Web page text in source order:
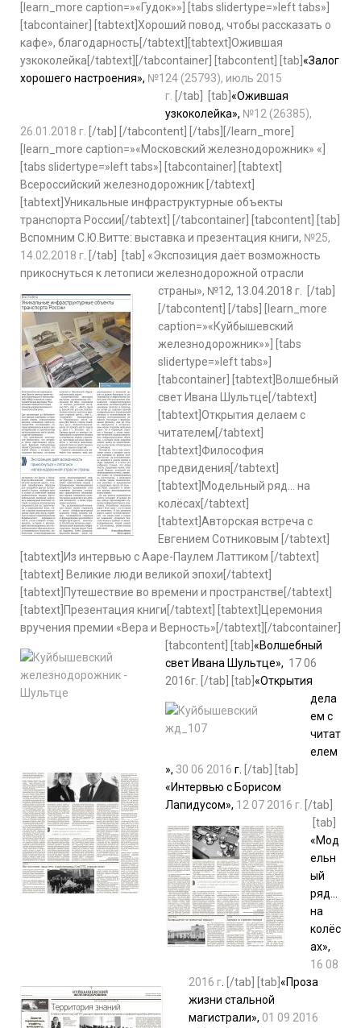
[learn_more caption=»«Гудок»»] [tabs slidertype=»left tabs»]
[tabcontainer] [tabtext]Хороший повод, чтобы рассказать о
кафе», благодарность[/tabtext][tabtext]Ожившая
узкоколейка[/tabtext][/tabcontainer] [tabcontent] [tab] «Залог
хорошего настроения», №124 (25793), июль 2015
г.
[/tab] [tab] «Ожившая
узкоколейка», №12 (26385),
26.01.2018 г.
[/tab] [/tabcontent] [/tabs][/learn_more]
[learn_more caption=»«Московский железнодорожник» «]
[tabs slidertype=»left tabs»] [tabcontainer] [tabtext]
Всероссийский железнодорожник [/tabtext]
[tabtext]Уникальные инфраструктурные объекты
транспорта России[/tabtext] [/tabcontainer] [tabcontent] [tab]
Вспомним С.Ю.Витте: выставка и презентация книги, №25,
14.02.2018 г . [/tab] [tab] «Экспозиция даёт возможность
прикоснуться к летописи железнодорожной отрасли
страны», №12, 13.04.2018 г.
[/tab]
[/tabcontent] [/tabs] [learn_more
caption=»«Куйбышевский
железнодорожник»»] [tabs
slidertype=»left tabs»]
[tabcontainer] [tabtext]Волшебный
свет Ивана Шультце[/tabtext]
[tabtext]Открытия делаем с
читателем[/tabtext]
[tabtext]Философия
предвидения[/tabtext]
[tabtext]Модельный ряд… на
колёсах[/tabtext]
[tabtext]Авторская встреча с
Евгением Сотниковым [/tabtext]
[tabtext]Из интервью с Ааре-Паулем Латтиком [/tabtext]
[tabtext] Великие люди великой эпохи[/tabtext]
[tabtext]Путешествие во времени и пространстве[/tabtext]
[tabtext]Презентация книги[/tabtext] [tabtext]Церемония
вручения премии «Вера и Верность»[/tabtext][/tabcontainer]
[tabcontent] [tab] «Волшебный
свет Ивана Шультце», 17 06
2016г.
[/tab] [tab] «Открытия
дела
ем с
читат
елем
», 30 06 2016 г.
[/tab] [tab]
«Интервью с Борисом
Лапидусом», 12 07 2016 г.
[/tab]
[tab]
«Мод
ельн
ый
ряд…
на
колёс
ах»,
16 08
2016 г
[/tab] [tab] «Проза
жизни стальной
магистрали», 01 09 2016